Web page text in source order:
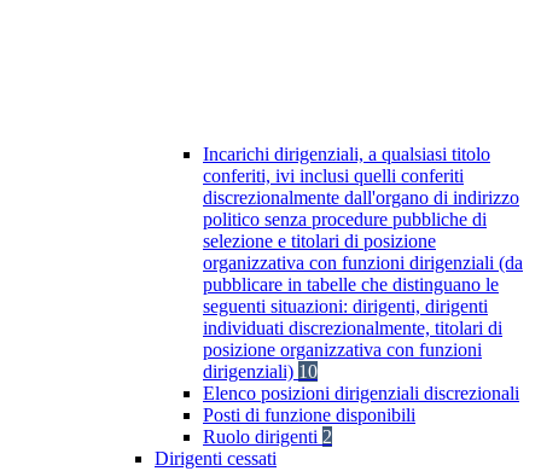
Incarichi dirigenziali, a qualsiasi titolo
conferiti, ivi inclusi quelli conferiti
discrezionalmente dall'organo di indirizzo
politico senza procedure pubbliche di
selezione e titolari di posizione
organizzativa con funzioni dirigenziali (da
pubblicare in tabelle che distinguano le
seguenti situazioni: dirigenti, dirigenti
individuati discrezionalmente, titolari di
posizione organizzativa con funzioni
dirigenziali) 10
Elenco posizioni dirigenziali discrezionali
Posti di funzione disponibili
Ruolo dirigenti 2
Dirigenti cessati